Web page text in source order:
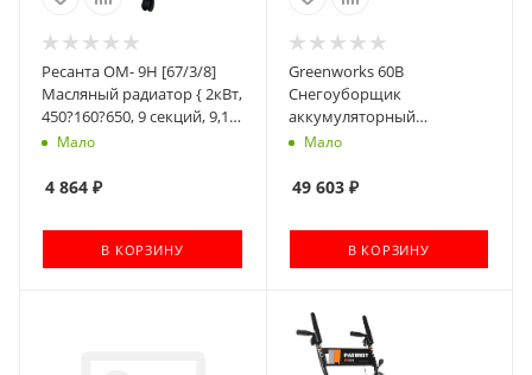
Ресанта ОМ- 9Н [67/3/8]
Масляный радиатор { 2кВт,
450?160?650, 9 секций, 9,1
кг }Мало
4 864 ₽
В КОРЗИНУ
Greenworks 60В
Снегоуборщик
аккумуляторный
Greenworks GD60PSTK5,
АКБ 5АЧ и ЗУ) [2602907UG]
Мало
49 603₽
В КОРЗИНУ